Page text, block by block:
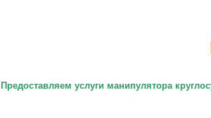
Предоставляем услуги манипулятора